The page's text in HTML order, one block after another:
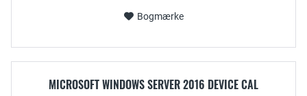
Bogmærke
MICROSOFT WINDOWS SERVER 2016 DEVICE CAL